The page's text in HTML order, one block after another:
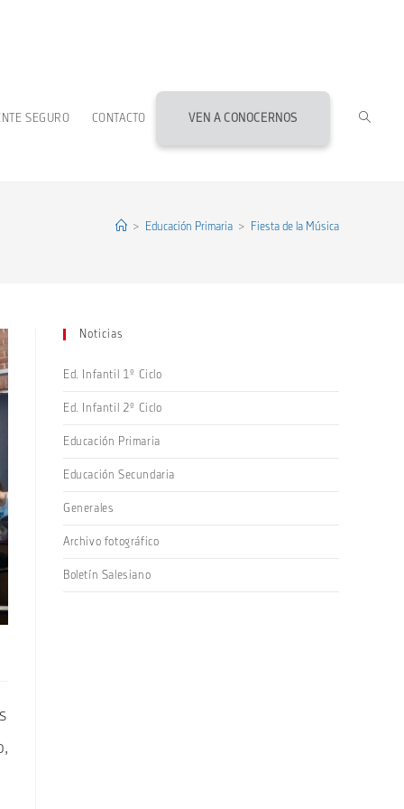
SEGURO CONTACTO VEN A CONOCERNOS
> Educación Primaria > Fiesta de la Música
Noticias
Ed. Infantil 1º Ciclo
Ed. Infantil 2º Ciclo
Educación Primaria
Educación Secundaria
Generales
Archivo fotográfico
Boletín Salesiano